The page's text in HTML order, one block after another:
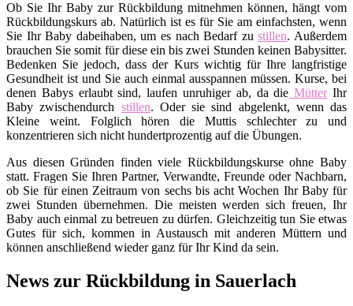
Ob Sie Ihr Baby zur Rückbildung mitnehmen können, hängt vom
Rückbildungskurs ab. Natürlich ist es für Sie am einfachsten, wenn
Sie Ihr Baby dabeihaben, um es nach Bedarf zustillen. Außerdem
brauchen Sie somit für diese ein bis zwei Stunden keinen Babysitter.
Bedenken Sie jedoch, dass der Kurs wichtig für Ihre langfristige
Gesundheit ist und Sie auch einmal ausspannen müssen. Kurse, bei
denen Babys erlaubt sind, laufen unruhiger ab, da die MütterIhr
Baby zwischendurch stillen. Oder sie sind abgelenkt, wenn das
Kleine weint. Folglich hören die Muttis schlechter zu und
konzentrieren sich nicht hundertprozentig auf die Übungen.
Aus diesen Gründen finden viele Rückbildungskurse ohne Baby
statt. Fragen Sie Ihren Partner, Verwandte, Freunde oder Nachbarn,
ob Sie für einen Zeitraum von sechs bis acht Wochen Ihr Baby für
zwei Stunden übernehmen. Die meisten werden sich freuen, Ihr
Baby auch einmal zu betreuen zu dürfen. Gleichzeitig tun Sie etwas
Gutes für sich, kommen in Austausch mit anderen Müttern und
können anschließend wieder ganz für Ihr Kind da sein.
News zur Rückbildung in Sauerlach